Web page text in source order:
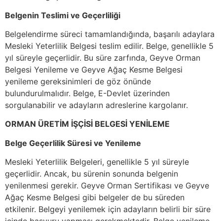
Belgenin Teslimi ve Geçerliliği
Belgelendirme süreci tamamlandığında, başarılı adaylara
Mesleki Yeterlilik Belgesi teslim edilir. Belge, genellikle 5
yıl süreyle geçerlidir. Bu süre zarfında, Geyve Orman
Belgesi Yenileme ve Geyve Ağaç Kesme Belgesi
yenileme gereksinimleri de göz önünde
bulundurulmalıdır. Belge, E-Devlet üzerinden
sorgulanabilir ve adayların adreslerine kargolanır.
ORMAN ÜRETİM İŞÇİSİ BELGESİ YENİLEME
Belge Geçerlilik Süresi ve Yenileme
Mesleki Yeterlilik Belgeleri, genellikle 5 yıl süreyle
geçerlidir. Ancak, bu sürenin sonunda belgenin
yenilenmesi gerekir. Geyve Orman Sertifikası ve Geyve
Ağaç Kesme Belgesi gibi belgeler de bu süreden
etkilenir. Belgeyi yenilemek için adayların belirli bir süre